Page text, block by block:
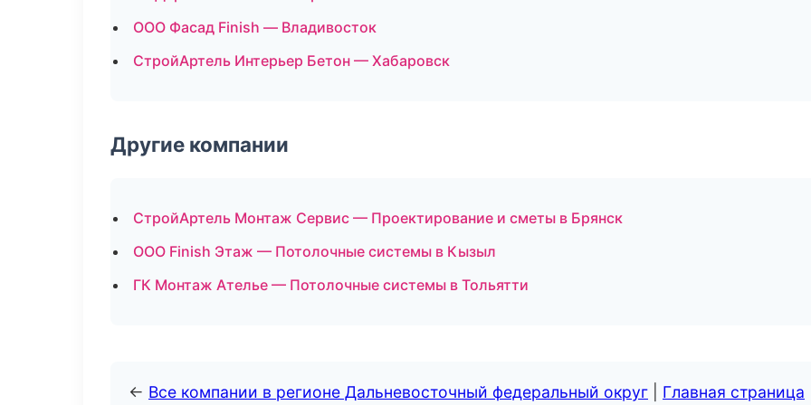
ООО Фасад Finish — Владивосток
СтройАртель Интерьер Бетон — Хабаровск
Другие компании
СтройАртель Монтаж Сервис — Проектирование и сметы в Брянск
ООО Finish Этаж — Потолочные системы в Кызыл
ГК Монтаж Ателье — Потолочные системы в Тольятти
← Все компании в регионе Дальневосточный федеральный округ Главная страница